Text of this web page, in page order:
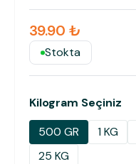
39.90 ₺
Stokta
Kilogram Seçiniz
500 GR
1 KG
25 KG